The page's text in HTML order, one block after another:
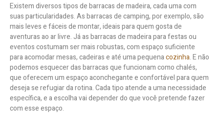
Existem diversos tipos de barracas de madeira, cada uma com
suas particularidades. As barracas de camping, por exemplo, são
mais leves e fáceis de montar, ideais para quem gosta de
aventuras ao ar livre. Já as barracas de madeira para festas ou
eventos costumam ser mais robustas, com espaço suficiente
para acomodar mesas, cadeiras e até uma pequenacozinha. E não
podemos esquecer das barracas que funcionam como chalés,
que oferecem um espaço aconchegante e confortável para quem
deseja se refugiar da rotina. Cada tipo atende a uma necessidade
específica, e a escolha vai depender do que você pretende fazer
com esse espaço.